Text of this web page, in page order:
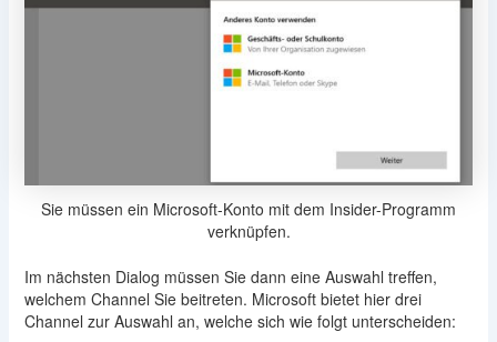
Sie müssen ein Microsoft-Konto mit dem Insider-Programm
verknüpfen.
Im nächsten Dialog müssen Sie dann eine Auswahl treffen,
welchem Channel Sie beitreten. Microsoft bietet hier drei
Channel zur Auswahl an, welche sich wie folgt unterscheiden: